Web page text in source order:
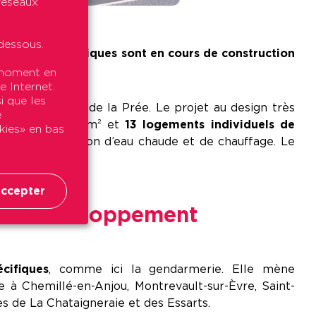
projets identiques sont en cours de construction
les Terrasses de la Prée. Le projet au design très
totale 327 m² et13 logements individuels de
la production d’eau chaude et de chauffage. Le
développement
, comme ici la gendarmerie. Elle mène
Chemillé-en-Anjou, Montrevault-sur-Èvre, Saint-
de La Chataigneraie et des Essarts.
en
Internet.
que les
en bas